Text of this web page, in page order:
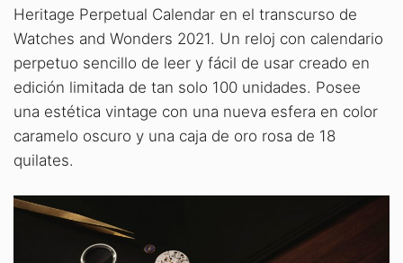
Heritage Perpetual Calendar en el transcurso de
Watches and Wonders 2021. Un reloj con calendario
perpetuo sencillo de leer y fácil de usar creado en
edición limitada de tan solo 100 unidades. Posee
una estética vintage con una nueva esfera en color
caramelo oscuro y una caja de oro rosa de 18
quilates.